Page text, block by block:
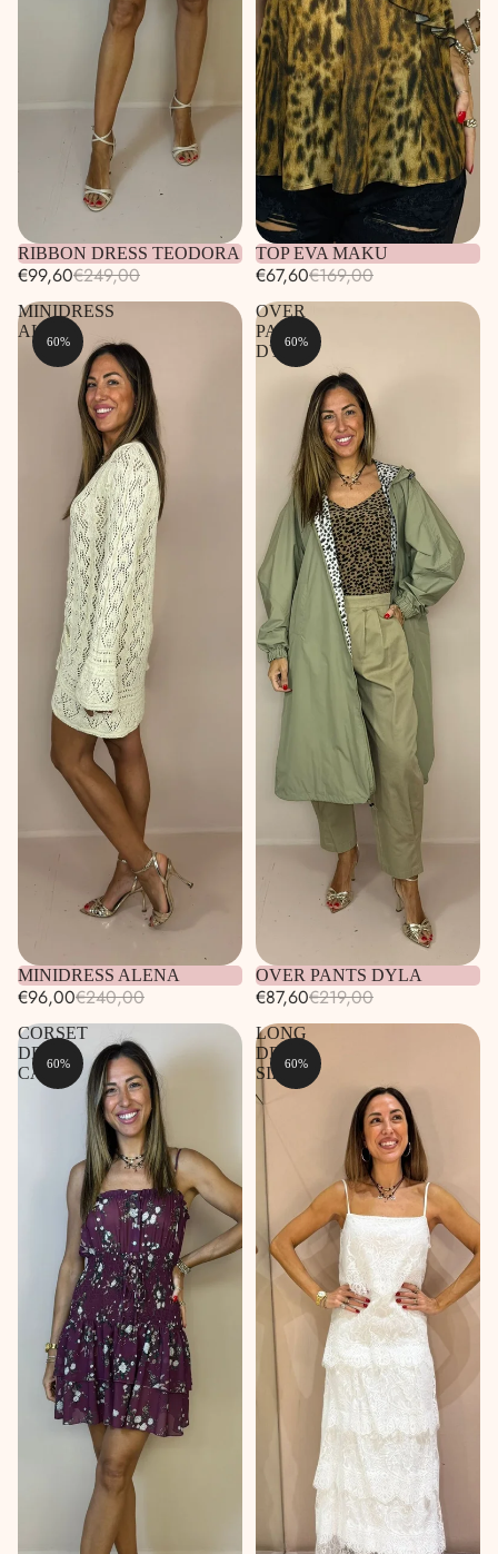
Esaurito
RIBBON DRESS TEODORA
€99,60€249,00
Esaurito
TOP EVA MAKU
€67,60€169,00
MINIDRESS
ALENA
Esaurito
60%
MINIDRESS ALENA
€96,00€240,00
OVER
PANTS
DYLA
Esaurito
60%
OVER PANTS DYLA
€87,60€219,00
CORSET
DRESS
CAMIL
60%
LONG
DRESS
SILVA
60%